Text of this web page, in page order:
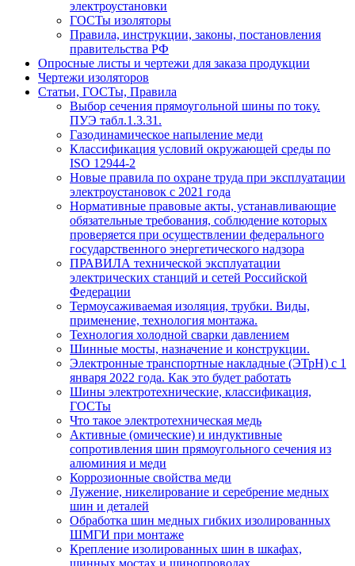
электроустановки
ГОСТы изоляторы
Правила, инструкции, законы, постановления
правительства РФ
Опросные листы и чертежи для заказа продукции
Чертежи изоляторов
Статьи, ГОСТы, Правила
Выбор сечения прямоугольной шины по току.
ПУЭ табл.1.3.31.
Газодинамическое напыление меди
Классификация условий окружающей среды по
ISO 12944-2
Новые правила по охране труда при эксплуатации
электроустановок с 2021 года
Нормативные правовые акты, устанавливающие
обязательные требования, соблюдение которых
проверяется при осуществлении федерального
государственного энергетического надзора
ПРАВИЛА технической эксплуатации
электрических станций и сетей Российской
Федерации
Термоусаживаемая изоляция, трубки. Виды,
применение, технология монтажа.
Технология холодной сварки давлением
Шинные мосты, назначение и конструкции.
Электронные транспортные накладные (ЭТрН) с 1
января 2022 года. Как это будет работать
Шины электротехнические, классификация,
ГОСТы
Что такое электротехническая медь
Активные (омические) и индуктивные
сопротивления шин прямоугольного сечения из
алюминия и меди
Коррозионные свойства меди
Лужение, никелирование и серебрение медных
шин и деталей
Обработка шин медных гибких изолированных
ШМГИ при монтаже
Крепление изолированных шин в шкафах,
шинных мостах и шинопроводах